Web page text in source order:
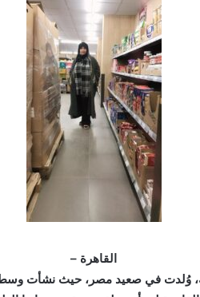
القاهرة –
في صعيد مصر، حيث نشأت وسط